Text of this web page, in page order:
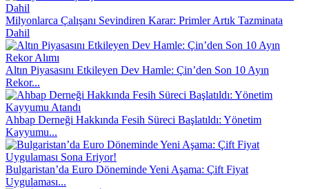
Milyonlarca Çalışanı Sevindiren Karar: Primler Artık Tazminata
Dahil
Altın Piyasasını Etkileyen Dev Hamle: Çin’den Son 10 Ayın
Rekor...
Ahbap Derneği Hakkında Fesih Süreci Başlatıldı: Yönetim
Kayyumu...
Bulgaristan’da Euro Döneminde Yeni Aşama: Çift Fiyat
Uygulaması...